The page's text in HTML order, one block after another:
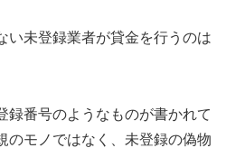
い未登録業者が貸金を行うのは
録番号のようなものが書かれて
のモノではなく、未登録の偽物